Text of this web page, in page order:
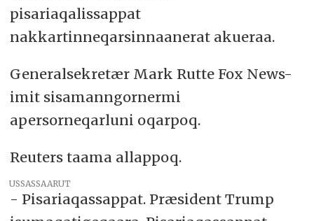
pisariaqalissappat
nakkartinneqarsinnaanerat akueraa.
Generalsekretær Mark Rutte Fox News-
imit sisamanngornermi
apersorneqarluni oqarpoq.
Reuters taama allappoq.
USSASSAARUT
- Pisariaqassappat. Præsident Trump